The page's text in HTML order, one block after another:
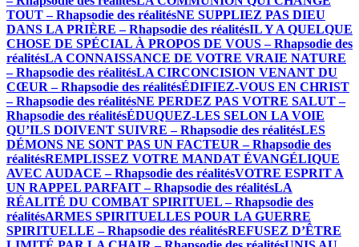
TOUT – Rhapsodie des réalitésNE SUPPLIEZ PAS DIEU
DANS LA PRIÈRE – Rhapsodie des réalitésIL Y A QUELQUE
CHOSE DE SPÉCIAL À PROPOS DE VOUS – Rhapsodie des
réalitésLA CONNAISSANCE DE VOTRE VRAIE NATURE
– Rhapsodie des réalitésLA CIRCONCISION VENANT DU
CŒUR – Rhapsodie des réalitésÉDIFIEZ-VOUS EN CHRIST
– Rhapsodie des réalitésNE PERDEZ PAS VOTRE SALUT –
Rhapsodie des réalitésÉDUQUEZ-LES SELON LA VOIE
QU’ILS DOIVENT SUIVRE – Rhapsodie des réalitésLES
DÉMONS NE SONT PAS UN FACTEUR – Rhapsodie des
réalitésREMPLISSEZ VOTRE MANDAT ÉVANGÉLIQUE
AVEC AUDACE – Rhapsodie des réalitésVOTRE ESPRIT A
UN RAPPEL PARFAIT – Rhapsodie des réalitésLA
RÉALITÉ DU COMBAT SPIRITUEL – Rhapsodie des
réalitésARMES SPIRITUELLES POUR LA GUERRE
SPIRITUELLE – Rhapsodie des réalitésREFUSEZ D’ÊTRE